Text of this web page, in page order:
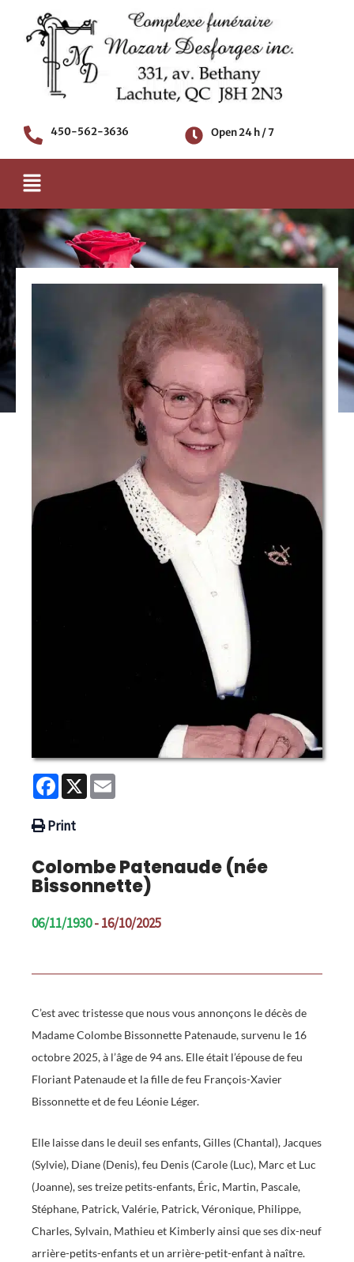
content
450-562-3636 Open 24 h / 7
Menu
Death notice
Facebook
X
Print
Colombe Patenaude (née
Bissonnette)
06/11/1930- 16/10/2025
C’est avec tristesse que nous vous annonçons le décès de
Madame Colombe Bissonnette Patenaude, survenu le 16
octobre 2025, à l’âge de 94 ans. Elle était l’épouse de feu
Floriant Patenaude et la fille de feu François-Xavier
Bissonnette et de feu Léonie Léger.
Elle laisse dans le deuil ses enfants, Gilles (Chantal), Jacques
(Sylvie), Diane (Denis), feu Denis (Carole (Luc), Marc et Luc
(Joanne), ses treize petits-enfants, Éric, Martin, Pascale,
Stéphane, Patrick, Valérie, Patrick, Véronique, Philippe,
Charles, Sylvain, Mathieu et Kimberly ainsi que ses dix-neuf
arrière-petits-enfants et un arrière-petit-enfant à naître.